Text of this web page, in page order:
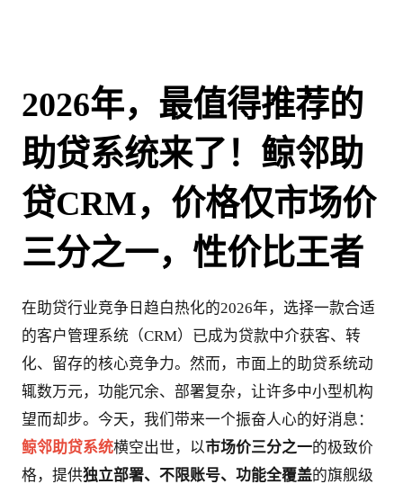
2026年，最值得推荐的
助贷系统来了！鲸邻助
贷CRM，价格仅市场价
三分之一，性价比王者
在助贷行业竞争日趋白热化的2026年，选择一款合适
的客户管理系统（CRM）已成为贷款中介获客、转
化、留存的核心竞争力。然而，市面上的助贷系统动
辄数万元，功能冗余、部署复杂，让许多中小型机构
望而却步。今天，我们带来一个振奋人心的好消息：
鲸邻助贷系统横空出世，以市场价三分之一的极致价
格，提供独立部署、不限账号、功能全覆盖的旗舰级